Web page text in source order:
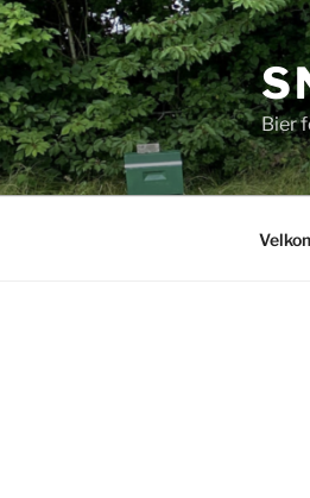
Videre
til
indhold
Bier